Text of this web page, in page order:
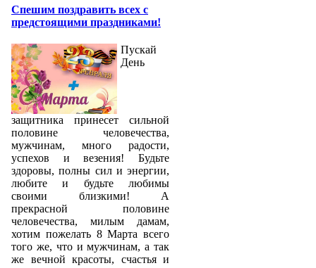
Спешим поздравить всех с
предстоящими праздниками!
Пускай
День
защитника принесет сильной
половине человечества,
мужчинам, много радости,
успехов и везения! Будьте
здоровы, полны сил и энергии,
любите и будьте любимы
своими близкими! А
прекрасной половине
человечества, милым дамам,
хотим пожелать 8 Марта всего
того же, что и мужчинам, а так
же вечной красоты, счастья и